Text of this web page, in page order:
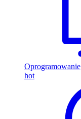
Oprogramowanie
hot